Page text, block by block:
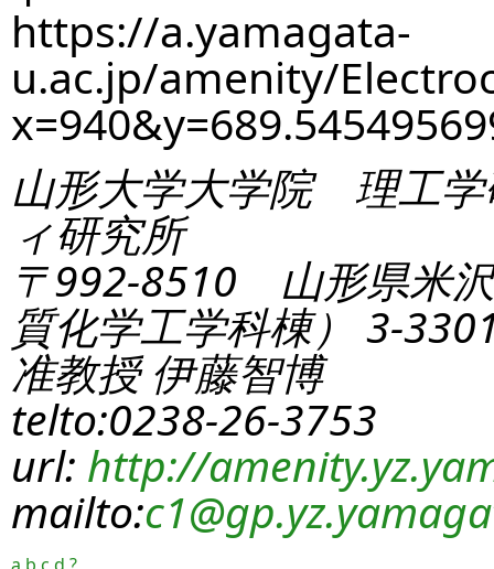
https://a.yamagata-
u.ac.jp/amenity/
山形大学大学院 理工学
ィ研究所
〒992-8510 山形県米
質化学工学科棟） 3-
准教授 伊藤智博
telto:0238-26-3753
url: http://
mailto:c1